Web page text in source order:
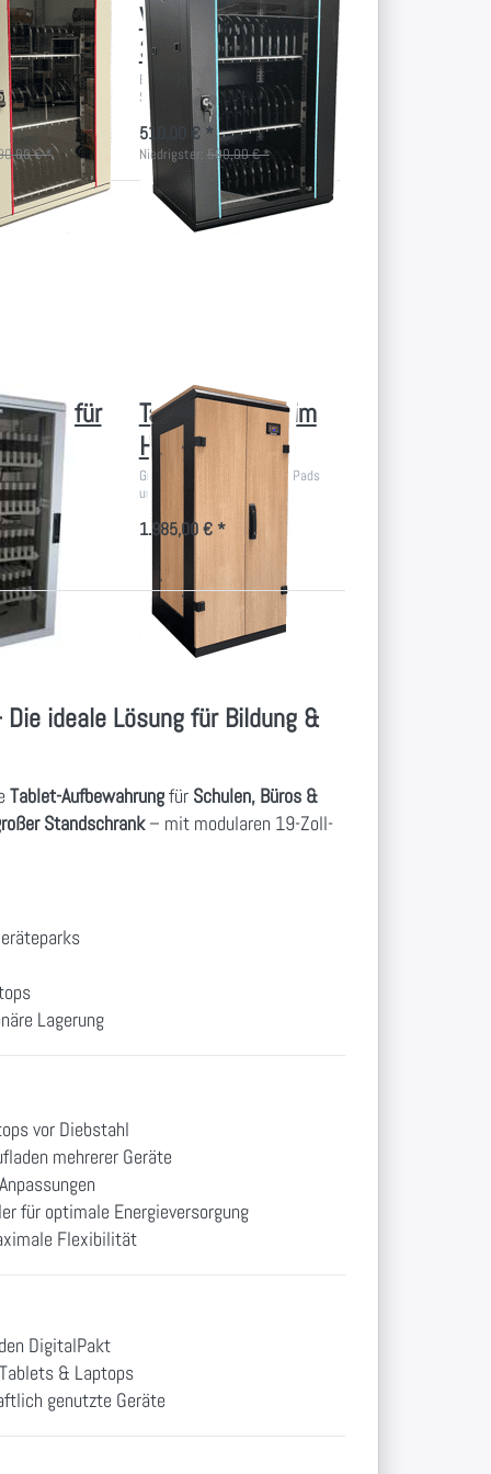
für
und Tablets
€ *
Wandschrank für
36 Geräte
Einzelstück! Abschließbarer
Schrank für iPads und Tablets
510,00 € *
Niedrigster: 590,00 € *
für
iPad und
Tablet Schrank im
Holzdekor
Großer Ladeschrank für 60 iPads
und Tablets
1.985,00 € *
Drücken
ideale Lösung für Bildung &
Tablet-Aufbewahrungfür Schulen, Büros &
Standschrank– mit modularen 19-Zoll-
Lagerung
vor Diebstahl
mehrerer Geräte
für optimale Energieversorgung
Flexibilität
DigitalPakt
& Laptops
genutzte Geräte